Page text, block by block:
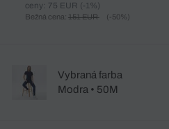
ceny: 75 EUR (-1%)
Bežná cena: 151 EUR (-50%)
Vybraná farba
Modra • 50M